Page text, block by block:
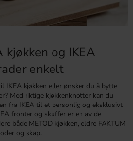
kjøkken og IKEA
enkelt
IKEA kjøkken eller ønsker du å bytte
Med riktige kjøkkenknotter kan du
fra IKEA til et personlig og eksklusivt
fronter og skuffer er en av de
både METOD kjøkken, eldre FAKTUM
og skap.